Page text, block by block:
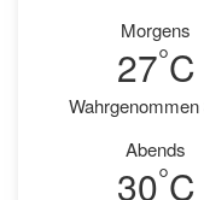
Morgens
27°C
Wahrgenommen
Abends
30°C